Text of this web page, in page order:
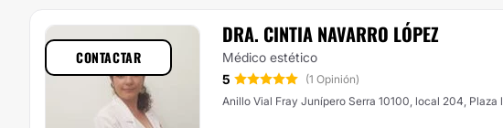
DRA. CINTIA NAVARRO LÓPEZ
Médico estético
5
(1 Opinión)
Anillo Vial Fray Junípero Serra 10100, local 204,
CONTACTAR